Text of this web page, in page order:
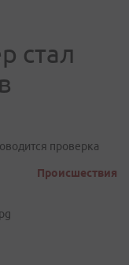
стал
проверка
Происшествия